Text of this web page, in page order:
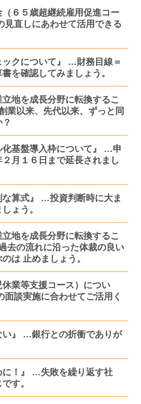
（６５歳超継続雇用促進コー
直しにあわせて活用できる
ックについて』 …財務目線＝
を確認してみましょう。
立地を成長分野に転換するこ
業以来、先代以来、ずっと同
化基盤導入枠について』 …申
月１６日まで延長されまし
な算式』 …投資判断時に大ま
ょう。
立地を成長分野に転換するこ
去の流れに沿った体裁の良い
は 止めましょう。
休業等支援コース）につい
談実施に合わせてご活用く
い』 …銀行との折衝でありが
に！』 …失敗を繰り返す社
す。